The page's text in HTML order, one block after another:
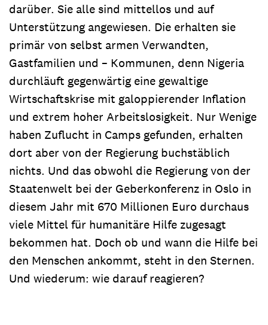
darüber. Sie alle sind mittellos und auf
Unterstützung angewiesen. Die erhalten sie
primär von selbst armen Verwandten,
Gastfamilien und – Kommunen, denn Nigeria
durchläuft gegenwärtig eine gewaltige
Wirtschaftskrise mit galoppierender Inflation
und extrem hoher Arbeitslosigkeit. Nur Wenige
haben Zuflucht in Camps gefunden, erhalten
dort aber von der Regierung buchstäblich
nichts. Und das obwohl die Regierung von der
Staatenwelt bei der Geberkonferenz in Oslo in
diesem Jahr mit 670 Millionen Euro durchaus
viele Mittel für humanitäre Hilfe zugesagt
bekommen hat. Doch ob und wann die Hilfe bei
den Menschen ankommt, steht in den Sternen.
Und wiederum: wie darauf reagieren?